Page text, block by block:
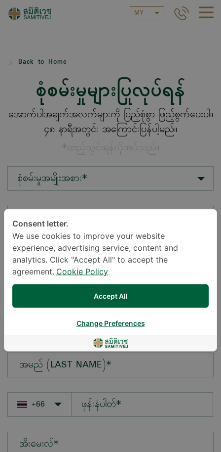
MY
Back to Home
စုံစမ်းမှုများပြုလုပ်ရန်
အောက်ပါအချက်အလက်များကို ပြည့်စုံစွာ ဖြည့်စွက်ပေးပါ။
၄၈ နာရီအတွင်း အကြောင်းပြန်ပါ့မည်။
*ထည့်သွင်းရန်လိုအပ်သည်။
စုံစမ်းမှုအမျိုးအစား*
တည်နေရာ*
မေးလိုသောမေးခွန်း*
အမည် (FIRST NAME)*
အမည် (LAST NAME)*
အီးမေးလ်*
Consent letter.
We use cookies to improve your website
experience, advertising service, content and
analytics. Click "Accept All" to accept the
agreement. Cookie Policy
Accept All
Change Preferences